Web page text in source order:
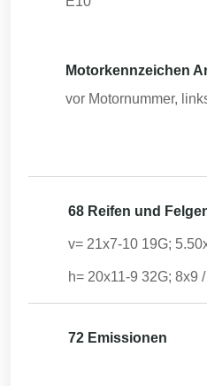
Motorkennzeichen
vor Motornummer,
68 Reifen und
v= 21x7-10 19G;
h= 20x11-9 32G; 8x9
72 Emissionen